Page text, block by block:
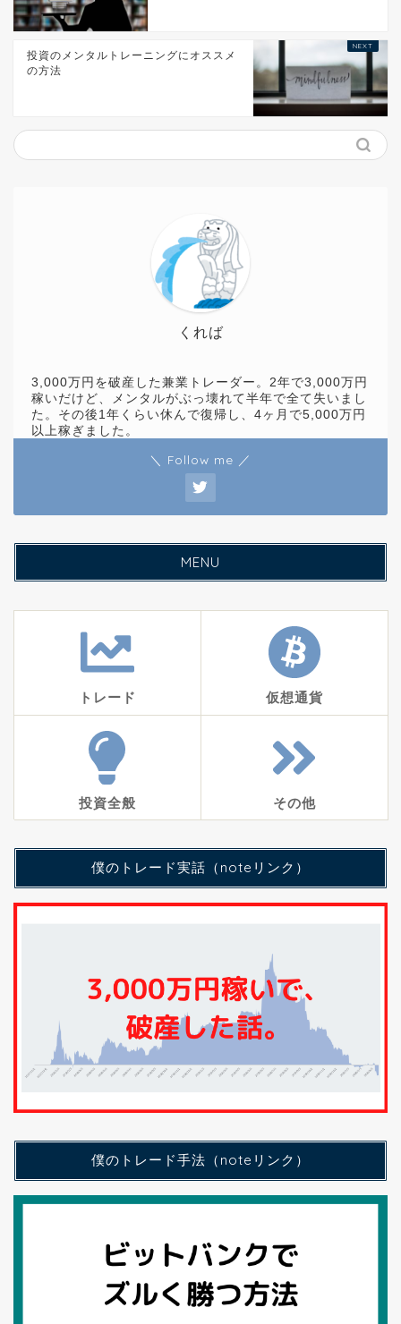
投資のメンタルトレーニングにオススメ
の方法
くれば
3,000万円を破産した兼業トレーダー。2年で3,000万円
稼いだけど、メンタルがぶっ壊れて半年で全て失いまし
た。その後1年くらい休んで復帰し、4ヶ月で5,000万円
以上稼ぎました。
＼ Follow me ／
MENU
トレード 仮想通貨
投資全般 その他
僕のトレード実話（noteリンク）
僕のトレード手法（noteリンク）